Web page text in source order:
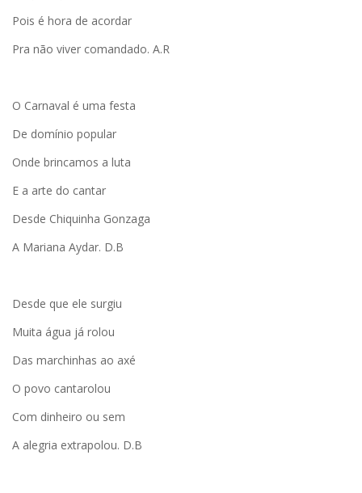
Pois é hora de acordar
Pra não viver comandado. A.R
O Carnaval é uma festa
De domínio popular
Onde brincamos a luta
E a arte do cantar
Desde Chiquinha Gonzaga
A Mariana Aydar. D.B
Desde que ele surgiu
Muita água já rolou
Das marchinhas ao axé
O povo cantarolou
Com dinheiro ou sem
A alegria extrapolou. D.B